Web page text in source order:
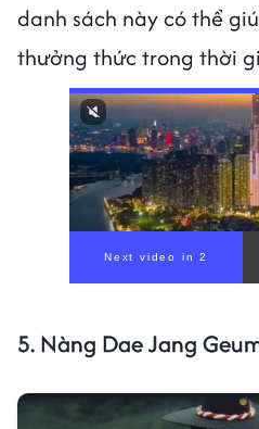
danh sách này có thể
thưởng thức trong thời
5. Nàng Dae Jang